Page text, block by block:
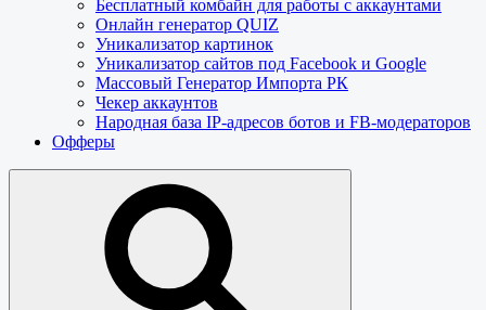
Бесплатный комбайн для работы с аккаунтами
Онлайн генератор QUIZ
Уникализатор картинок
Уникализатор сайтов под Facebook и Google
Массовый Генератор Импорта РК
Чекер аккаунтов
Народная база IP-адресов ботов и FB-модераторов
Офферы